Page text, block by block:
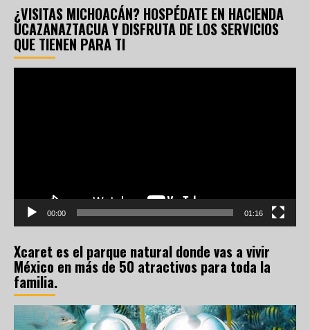
¿VISITAS MICHOACÁN? HOSPÉDATE EN HACIENDA
UCAZANAZTACUA Y DISFRUTA DE LOS SERVICIOS
QUE TIENEN PARA TI
00:00 01:16
Xcaret es el parque natural donde vas a vivir
México en más de 50 atractivos para toda la
familia.